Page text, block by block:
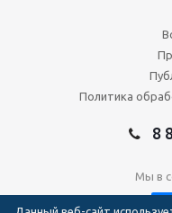
Политика
8
Мы в